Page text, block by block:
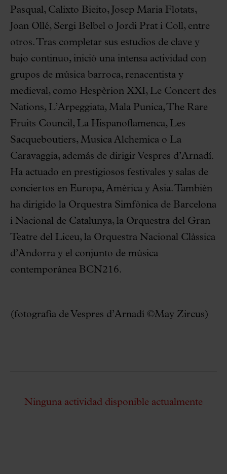
Pasqual, Calixto Bieito, Josep Maria Flotats,
Joan Ollé, Sergi Belbel o Jordi Prat i Coll, entre
otros. Tras completar sus estudios de clave y
bajo continuo, inició una intensa actividad con
grupos de música barroca, renacentista y
medieval, como Hespèrion XXI, Le Concert des
Nations, L’Arpeggiata, Mala Punica, The Rare
Fruits Council, La Hispanoflamenca, Les
Sacqueboutiers, Musica Alchemica o La
Caravaggia, además de dirigir Vespres d’Arnadí.
Ha actuado en prestigiosos festivales y salas de
conciertos en Europa, América y Asia. También
ha dirigido la Orquestra Simfònica de Barcelona
i Nacional de Catalunya, la Orquestra del Gran
Teatre del Liceu, la Orquestra Nacional Clàssica
d’Andorra y el conjunto de música
contemporánea BCN216.
(fotografía de Vespres d’Arnadí ©May Zircus)
Ninguna actividad disponible actualmente